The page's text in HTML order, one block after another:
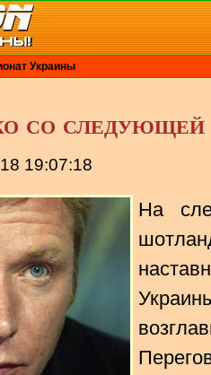
Украины
со
19:07:18
На